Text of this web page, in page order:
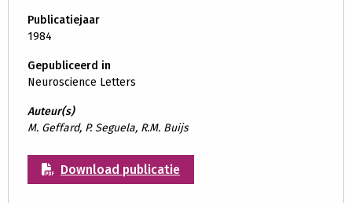
Publicatiejaar
1984
Gepubliceerd in
Neuroscience Letters
Auteur(s)
M. Geffard, P. Seguela, R.M. Buijs
Download publicatie